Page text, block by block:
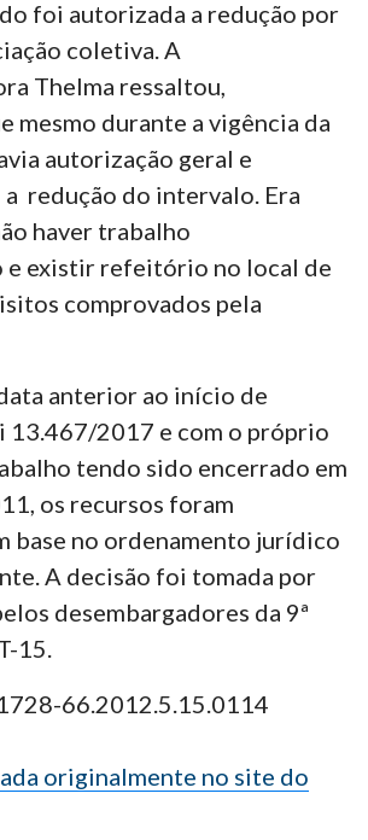
foi autorizada a redução por
coletiva. A
Thelma ressaltou,
mesmo durante a vigência da
autorização geral e
redução do intervalo. Era
haver trabalho
existir refeitório no local de
comprovados pela
anterior ao início de
13.467/2017 e com o próprio
tendo sido encerrado em
os recursos foram
base no ordenamento jurídico
A decisão foi tomada por
desembargadores da 9ª
15.
66.2012.5.15.0114
originalmente no site do